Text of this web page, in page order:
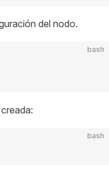
del nodo.
bash
bash